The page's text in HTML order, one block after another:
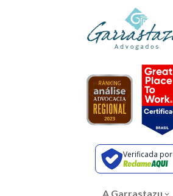
Verificada por
A Garrastazu